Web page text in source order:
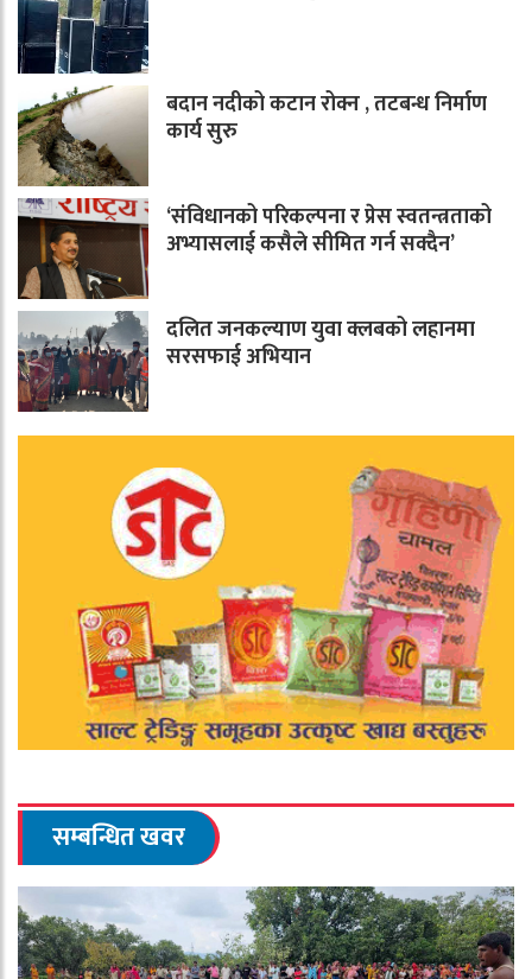
बदान नदीको कटान रोक्न , तटबन्ध निर्माण
कार्य सुरु
‘संविधानको परिकल्पना र प्रेस स्वतन्त्रताको
अभ्यासलाई कसैले सीमित गर्न सक्दैन’
दलित जनकल्याण युवा क्लबको लहानमा
सरसफाई अभियान
सम्बन्धित खवर